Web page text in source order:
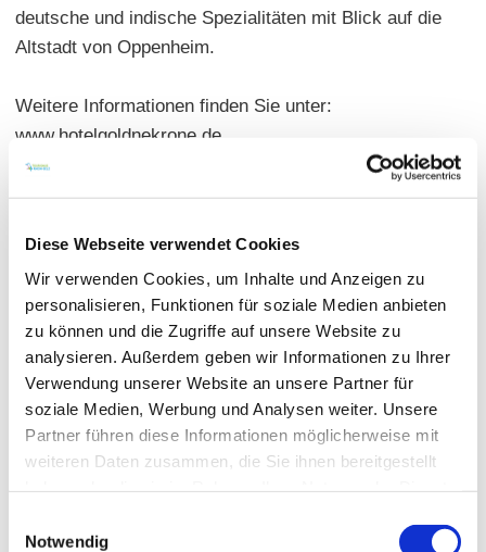
Diese Webseite verwendet Cookies
Wir verwenden Cookies, um Inhalte und Anzeigen zu
personalisieren, Funktionen für soziale Medien anbieten
zu können und die Zugriffe auf unsere Website zu
analysieren. Außerdem geben wir Informationen zu Ihrer
Verwendung unserer Website an unsere Partner für
soziale Medien, Werbung und Analysen weiter. Unsere
Partner führen diese Informationen möglicherweise mit
weiteren Daten zusammen, die Sie ihnen bereitgestellt
Notwendig
deutsche und indische Spezialitäten mit Blick auf die
Altstadt von Oppenheim.
Weitere Informationen finden Sie unter:
www.hotelgoldnekrone.de